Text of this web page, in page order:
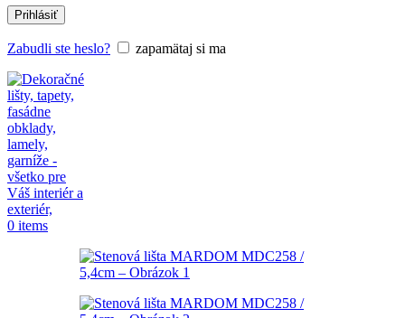
Prihlásiť
Zabudli ste heslo? zapamätaj si ma
0 items